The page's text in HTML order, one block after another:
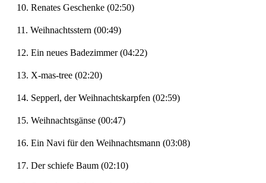
10. Renates Geschenke (02:50)
11. Weihnachtsstern (00:49)
12. Ein neues Badezimmer (04:22)
13. X-mas-tree (02:20)
14. Sepperl, der Weihnachtskarpfen (02:59)
15. Weihnachtsgänse (00:47)
16. Ein Navi für den Weihnachtsmann (03:08)
17. Der schiefe Baum (02:10)